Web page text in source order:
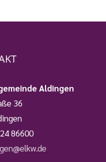
Aldingen
36
86600